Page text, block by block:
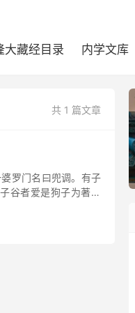
大藏经目录 内学文库
共 1 篇文章
罗门名曰兜调。有子
谷者爱是狗子为著金